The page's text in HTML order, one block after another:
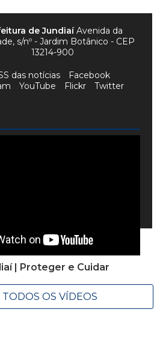
| Proteger e Cuidar
TODOS OS VÍDEOS
de JundiaíAvenida da
s/nº - Jardim Botânico - CEP
13214-900
das notícias
Facebook
YouTube Flickr Twitter